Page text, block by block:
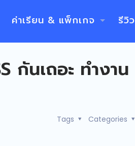
ค่าเรียน & แพ็กเกจ รีวิว
กันเถอะ ทำงาน
Categories
Tags